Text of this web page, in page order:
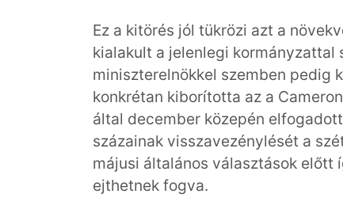
Ez a kitörés jól tükrözi azt a
kialakult a jelenlegi kormányzattal
miniszterelnökkel szemben pedig
konkrétan kiborította az a
által december közepén
százainak visszavezénylését a
májusi általános választások előtt
ejthetnek fogva.